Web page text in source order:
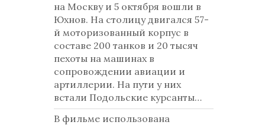
на Москву и 5 октября вошли в
Юхнов. На столицу двигался 57-
й моторизованный корпус в
составе 200 танков и 20 тысяч
пехоты на машинах в
сопровождении авиации и
артиллерии. На пути у них
встали Подольские курсанты…
В фильме использована